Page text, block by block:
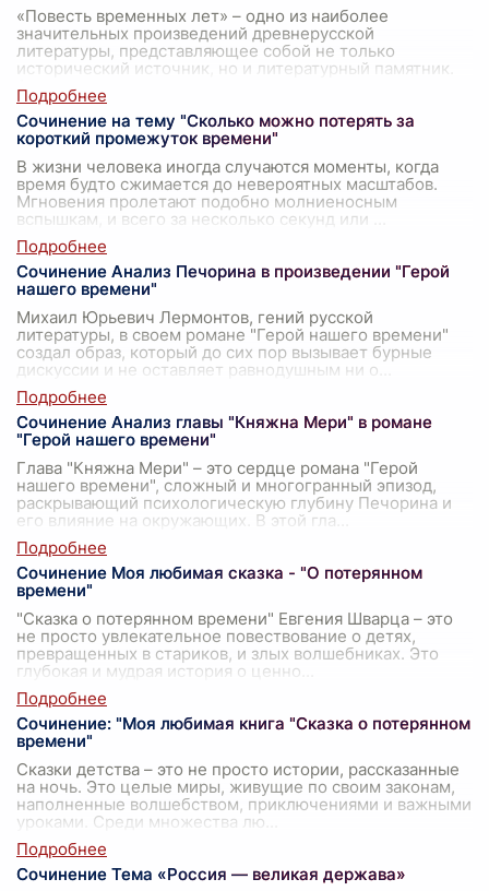
«Повесть временных лет» – одно из наиболее
значительных произведений древнерусской
литературы, представляющее собой не только
исторический источник, но и литературный памятник.
Ана
Сочинение на тему "Сколько можно потерять за
короткий промежуток времени"
В жизни человека иногда случаются моменты, когда
время будто сжимается до невероятных масштабов.
Мгновения пролетают подобно молниеносным
вспышкам, и всего за несколько секунд или
Сочинение Анализ Печорина в произведении "Герой
нашего времени"
Михаил Юрьевич Лермонтов, гений русской
литературы, в своем романе "Герой нашего времени"
создал образ, который до сих пор вызывает бурные
дискуссии и не оставляет равнодушным ни о
Сочинение Анализ главы "Княжна Мери" в романе
"Герой нашего времени"
Глава "Княжна Мери" – это сердце романа "Герой
нашего времени", сложный и многогранный эпизод,
раскрывающий психологическую глубину Печорина и
его влияние на окружающих. В этой гла
Сочинение Моя любимая сказка - "О потерянном
времени"
"Сказка о потерянном времени" Евгения Шварца – это
не просто увлекательное повествование о детях,
превращенных в стариков, и злых волшебниках. Это
глубокая и мудрая история о ценно
Сочинение: "Моя любимая книга "Сказка о потерянном
времени"
Сказки детства – это не просто истории, рассказанные
на ночь. Это целые миры, живущие по своим законам,
наполненные волшебством, приключениями и важными
уроками. Среди множества лю
Сочинение Тема «Россия — великая держава»